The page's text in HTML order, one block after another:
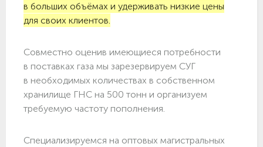
в больших объёмах и удерживать низкие цены
для своих клиентов.
Совместно оценив имеющиеся потребности
в поставках газа мы зарезервируем СУГ
в необходимых количествах в собственном
хранилище ГНС на 500 тонн и организуем
требуемую частоту пополнения.
Специализируемся на оптовых магистральных